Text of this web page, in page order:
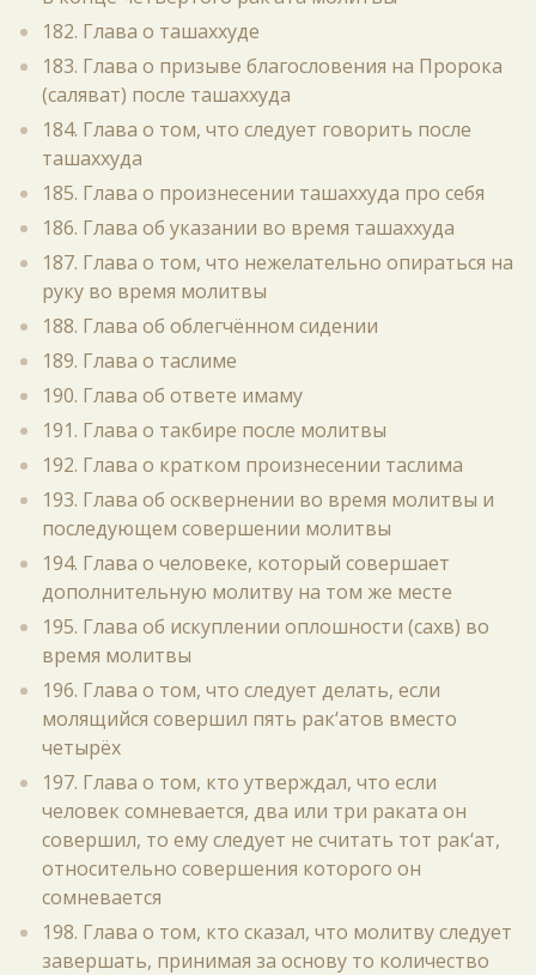
182. Глава о ташаххуде
183. Глава о призыве благословения на Пророка
(саляват) после ташаххуда
184. Глава о том, что следует говорить после
ташаххуда
185. Глава о произнесении ташаххуда про себя
186. Глава об указании во время ташаххуда
187. Глава о том, что нежелательно опираться на
руку во время молитвы
188. Глава об облегчённом сидении
189. Глава о таслиме
190. Глава об ответе имаму
191. Глава о такбире после молитвы
192. Глава о кратком произнесении таслима
193. Глава об осквернении во время молитвы и
последующем совершении молитвы
194. Глава о человеке, который совершает
дополнительную молитву на том же месте
195. Глава об искуплении оплошности (сахв) во
время молитвы
196. Глава о том, что следует делать, если
молящийся совершил пять рак‘атов вместо
четырёх
197. Глава о том, кто утверждал, что если
человек сомневается, два или три раката он
совершил, то ему следует не считать тот рак‘ат,
относительно совершения которого он
сомневается
198. Глава о том, кто сказал, что молитву следует
завершать, принимая за основу то количество